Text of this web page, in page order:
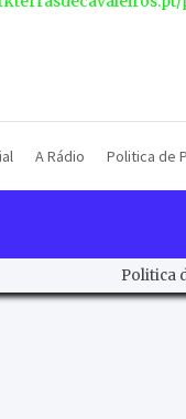
A Rádio Politica de
Politica